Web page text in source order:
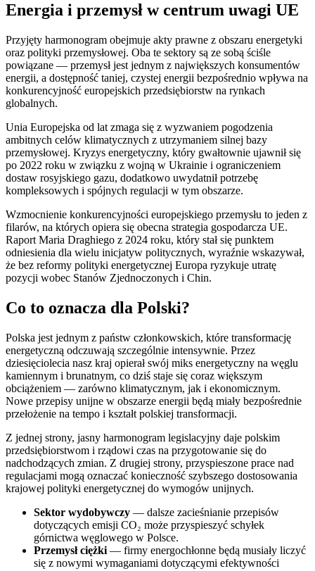
Energia i przemysł w centrum uwagi UE
Przyjęty harmonogram obejmuje akty prawne z obszaru energetyki
oraz polityki przemysłowej. Oba te sektory są ze sobą ściśle
powiązane — przemysł jest jednym z największych konsumentów
energii, a dostępność taniej, czystej energii bezpośrednio wpływa na
konkurencyjność europejskich przedsiębiorstw na rynkach
globalnych.
Unia Europejska od lat zmaga się z wyzwaniem pogodzenia
ambitnych celów klimatycznych z utrzymaniem silnej bazy
przemysłowej. Kryzys energetyczny, który gwałtownie ujawnił się
po 2022 roku w związku z wojną w Ukrainie i ograniczeniem
dostaw rosyjskiego gazu, dodatkowo uwydatnił potrzebę
kompleksowych i spójnych regulacji w tym obszarze.
Wzmocnienie konkurencyjności europejskiego przemysłu to jeden z
filarów, na których opiera się obecna strategia gospodarcza UE.
Raport Maria Draghiego z 2024 roku, który stał się punktem
odniesienia dla wielu inicjatyw politycznych, wyraźnie wskazywał,
że bez reformy polityki energetycznej Europa ryzykuje utratę
pozycji wobec Stanów Zjednoczonych i Chin.
Co to oznacza dla Polski?
Polska jest jednym z państw członkowskich, które transformację
energetyczną odczuwają szczególnie intensywnie. Przez
dziesięciolecia nasz kraj opierał swój miks energetyczny na węglu
kamiennym i brunatnym, co dziś staje się coraz większym
obciążeniem — zarówno klimatycznym, jak i ekonomicznym.
Nowe przepisy unijne w obszarze energii będą miały bezpośrednie
przełożenie na tempo i kształt polskiej transformacji.
Z jednej strony, jasny harmonogram legislacyjny daje polskim
przedsiębiorstwom i rządowi czas na przygotowanie się do
nadchodzących zmian. Z drugiej strony, przyspieszone prace nad
regulacjami mogą oznaczać konieczność szybszego dostosowania
krajowej polityki energetycznej do wymogów unijnych.
Sektor wydobywczy — dalsze zacieśnianie przepisów
dotyczących emisji CO₂ może przyspieszyć schyłek
górnictwa węglowego w Polsce.
Przemysł ciężki — firmy energochłonne będą musiały liczyć
się z nowymi wymaganiami dotyczącymi efektywności